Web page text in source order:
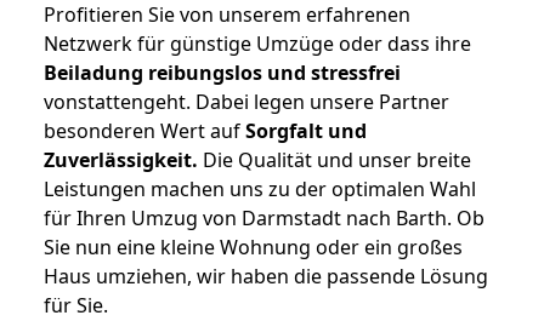
Profitieren Sie von unserem erfahrenen
Netzwerk für günstige Umzüge oder dass ihre
Beiladung reibungslos und stressfrei
vonstattengeht. Dabei legen unsere Partner
besonderen Wert aufSorgfalt und
Zuverlässigkeit. Die Qualität und unser breite
Leistungen machen uns zu der optimalen Wahl
für Ihren Umzug von Darmstadt nach Barth. Ob
Sie nun eine kleine Wohnung oder ein großes
Haus umziehen, wir haben die passende Lösung
für Sie.